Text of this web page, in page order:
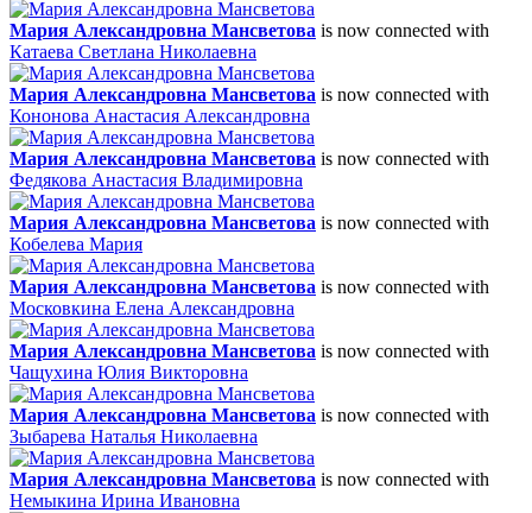
Мария Александровна Мансветова is now connected with
Катаева Светлана Николаевна
Мария Александровна Мансветова is now connected with
Кононова Анастасия Александровна
Мария Александровна Мансветова is now connected with
Федякова Анастасия Владимировна
Мария Александровна Мансветова is now connected with
Кобелева Мария
Мария Александровна Мансветова is now connected with
Московкина Елена Александровна
Мария Александровна Мансветова is now connected with
Чащухина Юлия Викторовна
Мария Александровна Мансветова is now connected with
Зыбарева Наталья Николаевна
Мария Александровна Мансветова is now connected with
Немыкина Ирина Ивановна